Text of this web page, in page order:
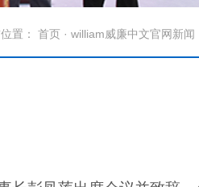
置： 首页 · william威廉中文官网新闻